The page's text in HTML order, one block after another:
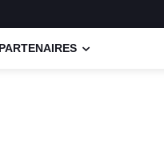
PARTENAIRES